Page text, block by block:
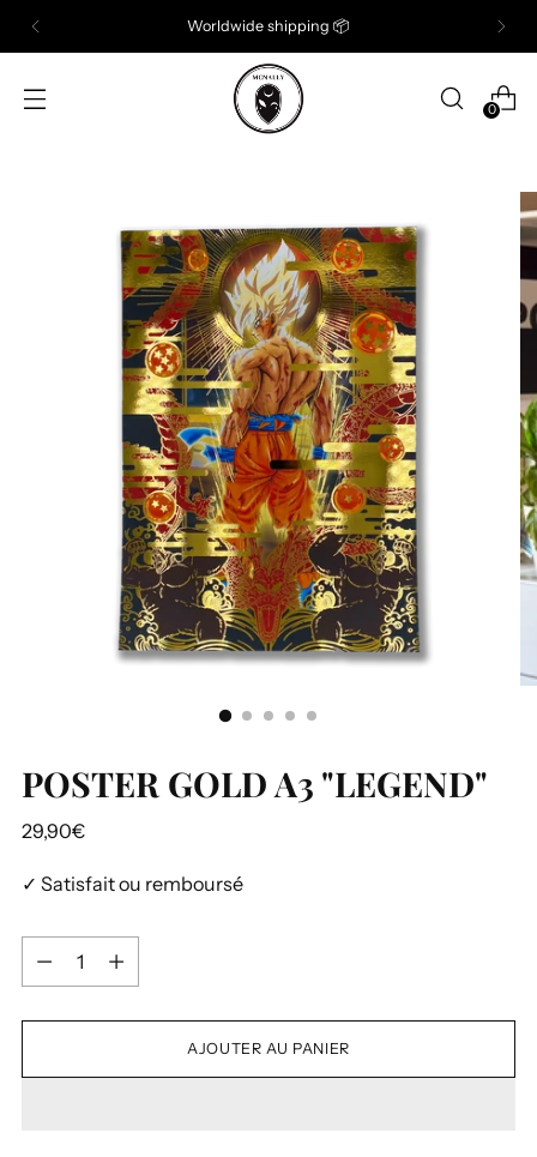
Worldwide shipping 📦
0
POSTER GOLD A3 "LEGEND"
Prix
29,90€
✓ Satisfait ou remboursé
Quantité
Quantité
AJOUTER AU PANIER